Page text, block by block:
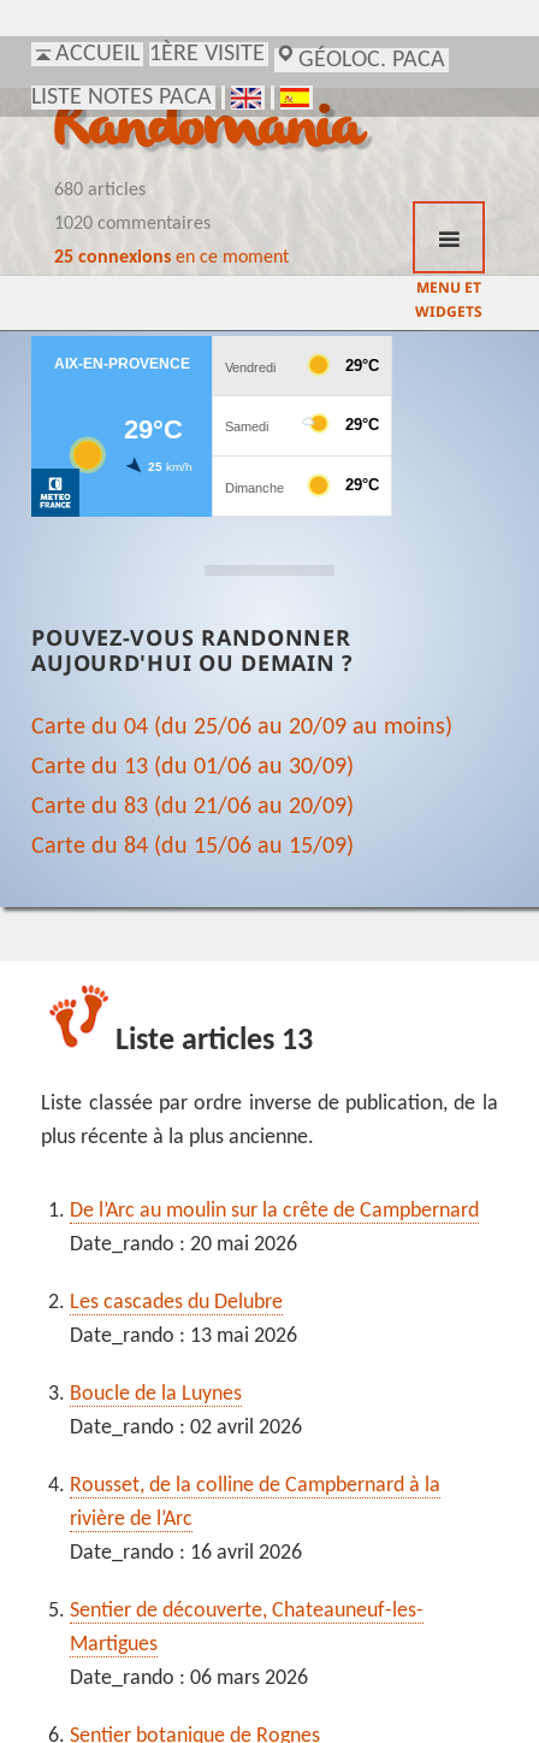
ACCUEIL 1ÈRE VISITE
GÉOLOC. PACA
LISTE NOTES PACA
Randomania
680 articles
1020 commentaires
25 connexionsen ce moment
MENU ET
WIDGETS
POUVEZ-VOUS RANDONNER
AUJOURD'HUI OU DEMAIN ?
Carte du 04 (du 25/06 au 20/09 au moins)
Carte du 13 (du 01/06 au 30/09)
Carte du 83 (du 21/06 au 20/09)
Carte du 84 (du 15/06 au 15/09)
Liste articles 13
Liste classée par ordre inverse de publication, de la
plus récente à la plus ancienne.
De l’Arc au moulin sur la crête de Campbernard
Date_rando : 20 mai 2026
Les cascades du Delubre
Date_rando : 13 mai 2026
Boucle de la Luynes
Date_rando : 02 avril 2026
Rousset, de la colline de Campbernard à la
rivière de l’Arc
Date_rando : 16 avril 2026
Sentier de découverte, Chateauneuf-les-
Martigues
Date_rando : 06 mars 2026
Sentier botanique de Rognes